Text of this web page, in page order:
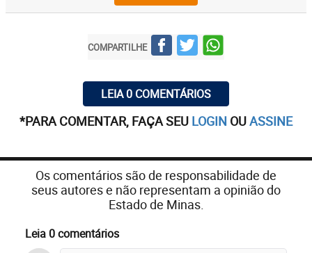
COMPARTILHE
LEIA 0 COMENTÁRIOS
*PARA COMENTAR, FAÇA SEU LOGIN OUASSINE
Os comentários são de responsabilidade de
seus autores e não representam a opinião do
Estado de Minas.
Leia 0 comentários